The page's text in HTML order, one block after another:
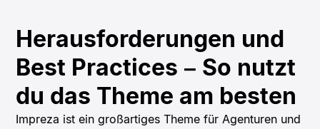
Herausforderungen und
Best Practices – So nutzt
du das Theme am besten
Impreza ist ein großartiges Theme für Agenturen und